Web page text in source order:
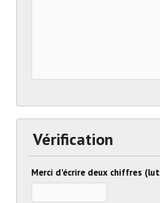
Vérification
Merci d'écrire deux chiffres